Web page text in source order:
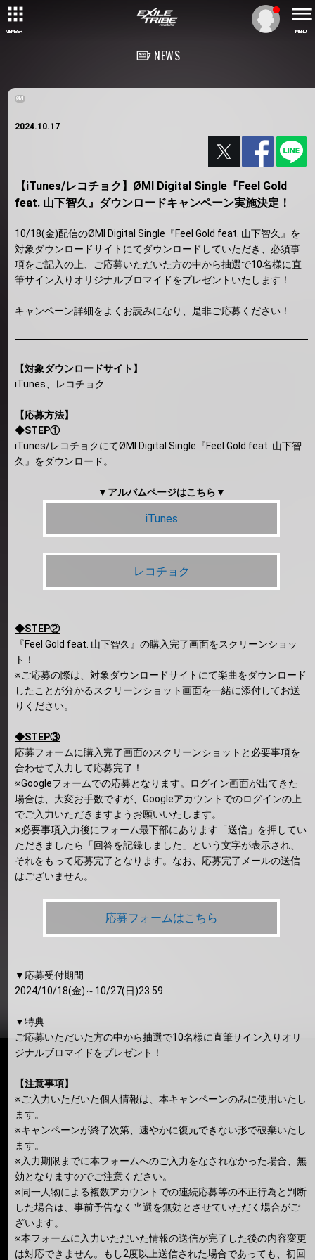
MEMBER MENU
NEWS
ØMI
2024.10.17
【iTunes/レコチョク】ØMI Digital Single『Feel Gold
feat. 山下智久』ダウンロードキャンペーン実施決定！
10/18(金)配信のØMI Digital Single『Feel Gold feat. 山下智久』を
対象ダウンロードサイトにてダウンロードしていただき、必須事
項をご記入の上、ご応募いただいた方の中から抽選で10名様に直
筆サイン入りオリジナルブロマイドをプレゼントいたします！
キャンペーン詳細をよくお読みになり、是非ご応募ください！
【対象ダウンロードサイト】
iTunes、レコチョク
【応募方法】
◆STEP①
iTunes/レコチョクにてØMI Digital Single『Feel Gold feat. 山下智
久』をダウンロード。
▼アルバムページはこちら▼
iTunes
レコチョク
◆STEP②
『Feel Gold feat. 山下智久』の購入完了画面をスクリーンショッ
ト！
※ご応募の際は、対象ダウンロードサイトにて楽曲をダウンロード
したことが分かるスクリーンショット画面を一緒に添付してお送
りください。
◆STEP③
応募フォームに購入完了画面のスクリーンショットと必要事項を
合わせて入力して応募完了！
※Googleフォームでの応募となります。ログイン画面が出てきた
場合は、大変お手数ですが、Googleアカウントでのログインの上
でご入力いただきますようお願いいたします。
※必要事項入力後にフォーム最下部にあります「送信」を押してい
ただきましたら「回答を記録しました」という文字が表示され、
それをもって応募完了となります。なお、応募完了メールの送信
はございません。
応募フォームはこちら
▼応募受付期間
2024/10/18(金)～10/27(日)23:59
▼特典
ご応募いただいた方の中から抽選で10名様に直筆サイン入りオリ
ジナルブロマイドをプレゼント！
【注意事項】
※ご入力いただいた個人情報は、本キャンペーンのみに使用いたし
ます。
※キャンペーンが終了次第、速やかに復元できない形で破棄いたし
ます。
※入力期限までに本フォームへのご入力をなされなかった場合、無
効となりますのでご注意ください。
※同一人物による複数アカウントでの連続応募等の不正行為と判断
した場合は、事前予告なく当選を無効とさせていただく場合がご
ざいます。
※本フォームに入力いただいた情報の送信が完了した後の内容変更
は対応できません。もし2度以上送信された場合であっても、初回